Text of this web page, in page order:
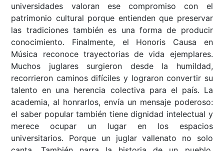
universidades valoran ese compromiso con el
patrimonio cultural porque entienden que preservar
las tradiciones también es una forma de producir
conocimiento. Finalmente, el Honoris Causa en
Música reconoce trayectorias de vida ejemplares.
Muchos juglares surgieron desde la humildad,
recorrieron caminos difíciles y lograron convertir su
talento en una herencia colectiva para el país. La
academia, al honrarlos, envía un mensaje poderoso:
el saber popular también tiene dignidad intelectual y
merece ocupar un lugar en los espacios
universitarios. Porque un juglar vallenato no solo